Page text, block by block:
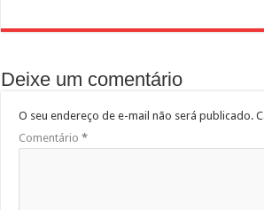
Deixe um comentário
O seu endereço de e-mail não será publicado.
Comentário *